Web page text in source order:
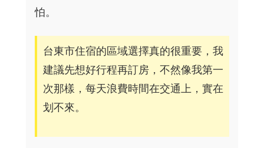
怕。
台東市住宿的區域選擇真的很重要，我
建議先想好行程再訂房，不然像我第一
次那樣，每天浪費時間在交通上，實在
划不來。